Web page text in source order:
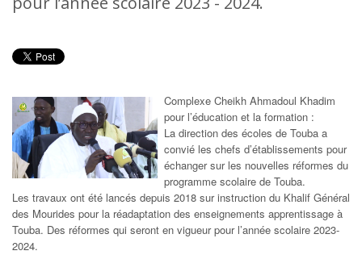
Complexe Cheikh Ahmadoul Khadim
pour l’éducation et la formation :
La direction des écoles de Touba a
convié les chefs d’établissements pour
échanger sur les nouvelles réformes du
programme scolaire de Touba.
Les travaux ont été lancés depuis 2018 sur instruction du Khalif Général
des Mourides pour la réadaptation des enseignements apprentissage à
Touba. Des réformes qui seront en vigueur pour l’année scolaire 2023-
2024.